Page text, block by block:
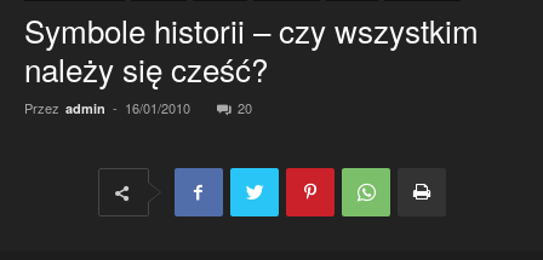
Symbole historii – czy wszystkim
należy się cześć?
Przez admin - 16/01/2010 20